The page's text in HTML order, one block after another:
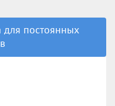
постоянных